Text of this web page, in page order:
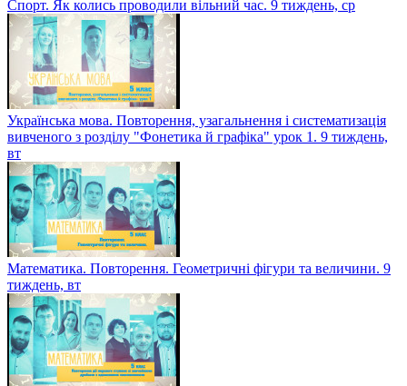
Спорт. Як колись проводили вільний час. 9 тиждень, ср
Українська мова. Повторення, узагальнення і систематизація
вивченого з розділу "Фонетика й графіка" урок 1. 9 тиждень,
вт
Математика. Повторення. Геометричні фігури та величини. 9
тиждень, вт